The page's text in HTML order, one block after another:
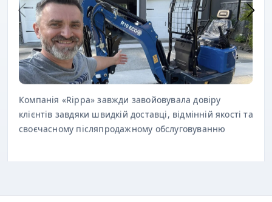
Компанія «Rippa» завжди завойовувала довіру
клієнтів завдяки швидкій доставці, відмінній якості та
своєчасному післяпродажному обслуговуванню